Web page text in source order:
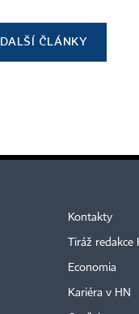
DALŠÍ ČLÁNKY
Kontakty
Tiráž redakce
Economia
Kariéra v HN